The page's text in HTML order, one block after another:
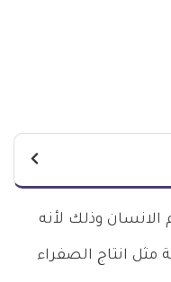
وذلك لأنه
مثل انتاج الصفراء